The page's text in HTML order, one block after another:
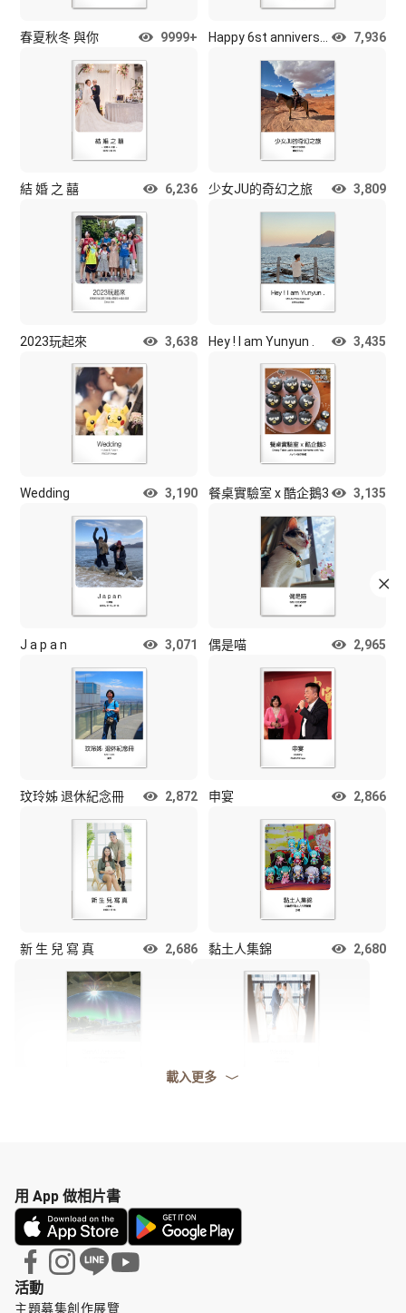
春夏秋冬 與你 9999+ 7,936
結 婚 之 囍 6,236 少女JU的奇幻之旅 3,809
2023玩起來 3,638 Hey ! I am Yunyun . 3,435
Wedding 3,190 餐桌實驗室 x 酷企鵝3 3,135
J a p a n 3,071 偶是喵 2,965
玟玲姊 退休紀念冊 2,872 申宴 2,866
新 生 兒 寫 真 2,686 黏土人集錦 2,680
載入更多
活動
主題募集創作展覽
用 App 做相片書